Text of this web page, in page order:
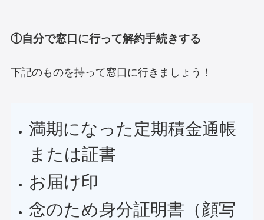
①自分で窓口に行って解約手続きする
下記のものを持って窓口に行きましょう！
満期になった定期積金通帳
または証書
お届け印
念のため身分証明書（顔写